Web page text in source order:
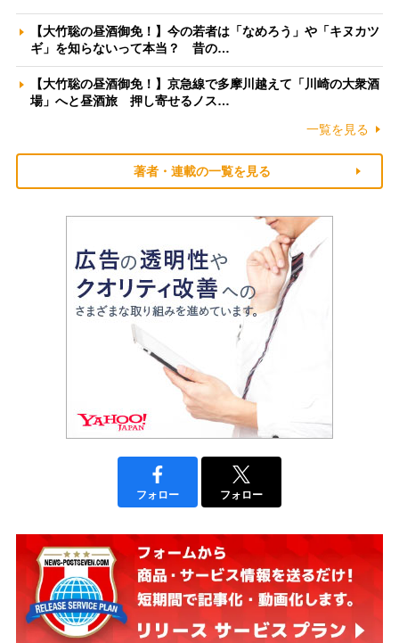
【大竹聡の昼酒御免！】今の若者は「なめろう」や「キヌカツ
ギ」を知らないって本当？ 昔の…
【大竹聡の昼酒御免！】京急線で多摩川越えて「川崎の大衆酒
場」へと昼酒旅 押し寄せるノス…
一覧を見る
著者・連載の一覧を見る
フォロー フォロー